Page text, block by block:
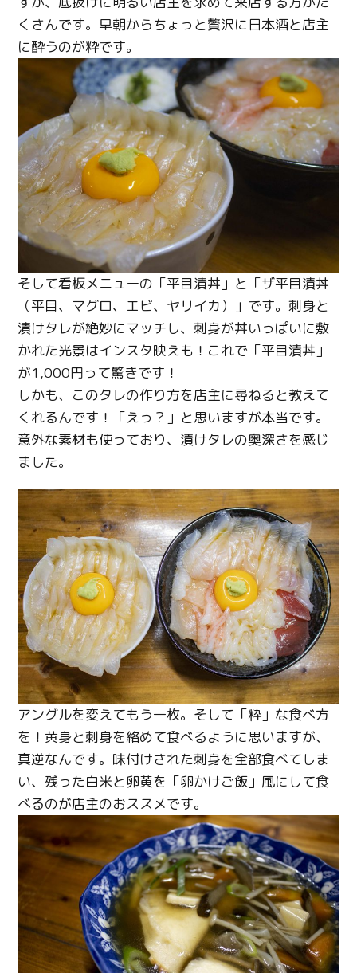
くさんです。早朝からちょっと贅沢に日本酒と店主
に酔うのが粋です。
そして看板メニューの「平目漬丼」と「ザ平目漬丼
（平目、マグロ、エビ、ヤリイカ）」です。刺身と
漬けタレが絶妙にマッチし、刺身が丼いっぱいに敷
かれた光景はインスタ映えも！これで「平目漬丼」
が1,000円って驚きです！
しかも、このタレの作り方を店主に尋ねると教えて
くれるんです！「えっ？」と思いますが本当です。
意外な素材も使っており、漬けタレの奥深さを感じ
ました。
アングルを変えてもう一枚。そして「粋」な食べ方
を！黄身と刺身を絡めて食べるように思いますが、
真逆なんです。味付けされた刺身を全部食べてしま
い、残った白米と卵黄を「卵かけご飯」風にして食
べるのが店主のおススメです。
Twitter
Facebook
Line
Copy URL